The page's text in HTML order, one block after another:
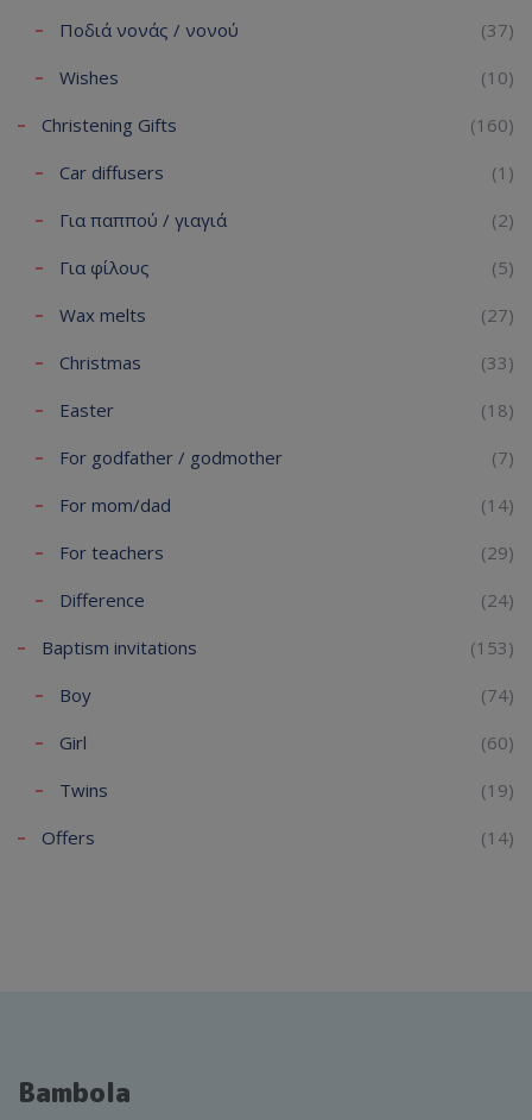
Ποδιά νονάς / νονού
(37)
Wishes
(10)
Christening Gifts
(160)
Car diffusers
(1)
Για παππού / γιαγιά
(2)
Για φίλους
(5)
Wax melts
(27)
Christmas
(33)
Easter
(18)
For godfather / godmother
(7)
For mom/dad
(14)
For teachers
(29)
Difference
(24)
Baptism invitations
(153)
Boy
(74)
Girl
(60)
Twins
(19)
Offers
(14)
Bambola